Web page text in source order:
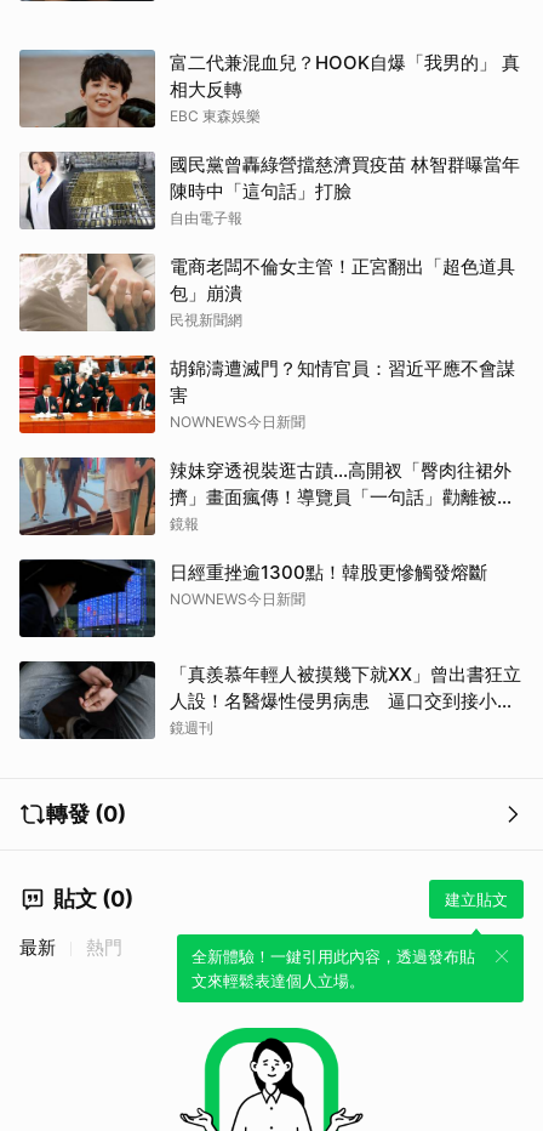
富二代兼混血兒？HOOK自爆「我男的」 真
相大反轉
EBC 東森娛樂
國民黨曾轟綠營擋慈濟買疫苗 林智群曝當年
陳時中「這句話」打臉
自由電子報
電商老闆不倫女主管！正宮翻出「超色道具
包」崩潰
民視新聞網
胡錦濤遭滅門？知情官員：習近平應不會謀
害
NOWNEWS今日新聞
辣妹穿透視裝逛古蹟…高開衩「臀肉往裙外
擠」畫面瘋傳！導覽員「一句話」勸離被狂
讚
鏡報
日經重挫逾1300點！韓股更慘觸發熔斷
NOWNEWS今日新聞
「真羨慕年輕人被摸幾下就XX」曾出書狂立
人設！名醫爆性侵男病患 逼口交到接小孩
鬧鐘響才停
鏡週刊
轉發 (0)
貼文 (0) 建立貼文
全新體驗！一鍵引用此內容，透過發布貼
文來輕鬆表達個人立場。
最新 熱門